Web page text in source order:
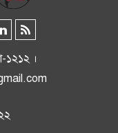
অনুষ্ঠান: ভারতকে
বললেন প্রতিমন্ত্রী
মন্ত্রিসভায় খসড়া
১২১২ ।